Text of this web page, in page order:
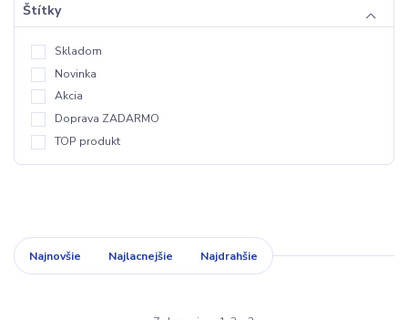
Štítky
Skladom
Novinka
Akcia
Doprava ZADARMO
TOP produkt
Najnovšie Najlacnejšie Najdrahšie